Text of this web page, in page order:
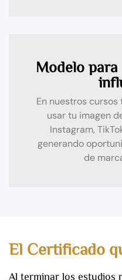
Modelo
En nuestros
usar tu imagen
Instagram,
generando
de
El Certificado
Al terminar los estudios